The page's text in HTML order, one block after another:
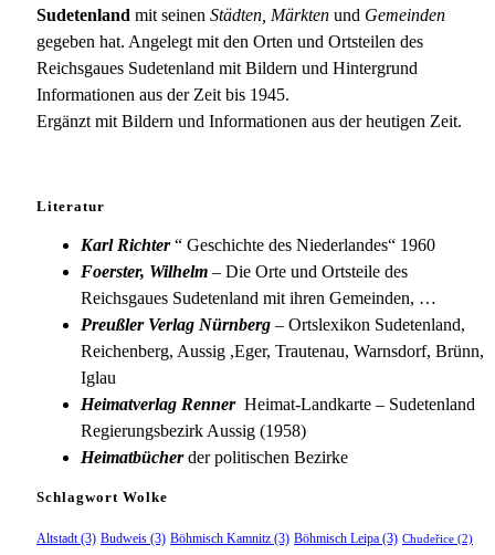
Sudetenland mit seinen Städten, Märkten und Gemeinden
gegeben hat. Angelegt mit den Orten und Ortsteilen des
Reichsgaues Sudetenland mit Bildern und Hintergrund
Informationen aus der Zeit bis 1945.
Ergänzt mit Bildern und Informationen aus der heutigen Zeit.
Literatur
Karl Richter“ Geschichte des Niederlandes“ 1960
Foerster, Wilhelm – Die Orte und Ortsteile des
Reichsgaues Sudetenland mit ihren Gemeinden, …
Preußler Verlag Nürnberg – Ortslexikon Sudetenland,
Reichenberg, Aussig ,Eger, Trautenau, Warnsdorf, Brünn,
Iglau
Heimatverlag Renner Heimat-Landkarte – Sudetenland
Regierungsbezirk Aussig (1958)
Heimatbücherder politischen Bezirke
Schlagwort Wolke
Altstadt (3) Budweis (3) Böhmisch Kamnitz (3) Böhmisch Leipa (3) Chudeřice (2)